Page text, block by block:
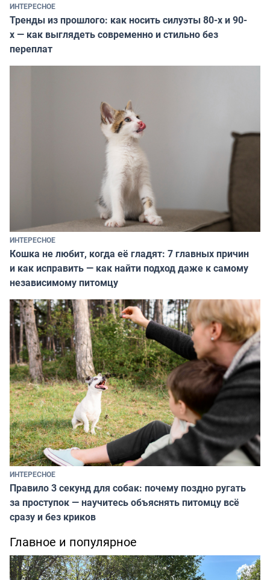
ИНТЕРЕСНОЕ
Тренды из прошлого: как носить силуэты 80-х и 90-
х — как выглядеть современно и стильно без
переплат
ИНТЕРЕСНОЕ
Кошка не любит, когда её гладят: 7 главных причин
и как исправить — как найти подход даже к самому
независимому питомцу
ИНТЕРЕСНОЕ
Правило 3 секунд для собак: почему поздно ругать
за проступок — научитесь объяснять питомцу всё
сразу и без криков
Главное и популярное